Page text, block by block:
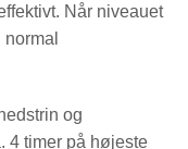
Når niveauet
og
4 timer på højeste